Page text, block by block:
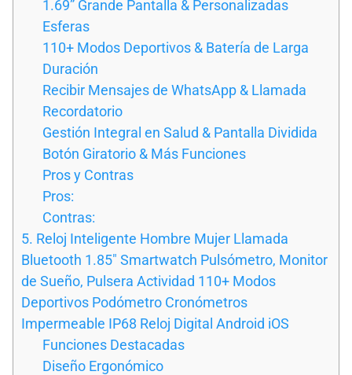
1.69” Grande Pantalla & Personalizadas
Esferas
110+ Modos Deportivos & Batería de Larga
Duración
Recibir Mensajes de WhatsApp & Llamada
Recordatorio
Gestión Integral en Salud & Pantalla Dividida
Botón Giratorio & Más Funciones
Pros y Contras
Pros:
Contras:
5. Reloj Inteligente Hombre Mujer Llamada
Bluetooth 1.85″ Smartwatch Pulsómetro, Monitor
de Sueño, Pulsera Actividad 110+ Modos
Deportivos Podómetro Cronómetros
Impermeable IP68 Reloj Digital Android iOS
Funciones Destacadas
Diseño Ergonómico